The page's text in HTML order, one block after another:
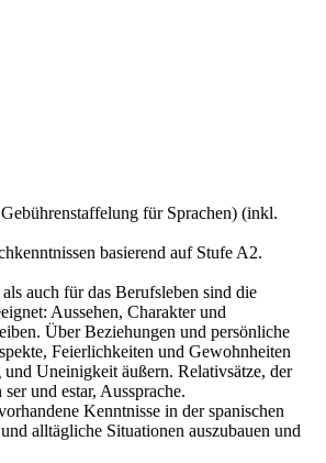
für Sprachen) (inkl.
basierend auf Stufe A2.
auch für das Berufsleben sind die
Aussehen, Charakter und
Über Beziehungen und persönliche
Feierlichkeiten und Gewohnheiten
Uneinigkeit äußern. Relativsätze, der
und estar, Aussprache.
Kenntnisse in der spanischen
alltägliche Situationen auszubauen und